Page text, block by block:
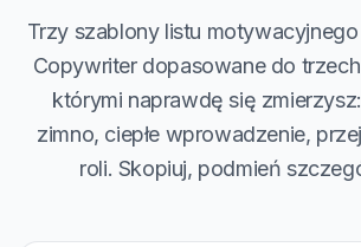
Trzy szablony listu
Copywriter dopasowane do
którymi naprawdę się
zimno, ciepłe wprowadzenie,
roli. Skopiuj, podmień